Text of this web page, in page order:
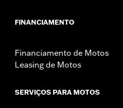
FINANCIAMENTO
Financiamento de Motos
Leasing de Motos
SERVIÇOS PARA MOTOS